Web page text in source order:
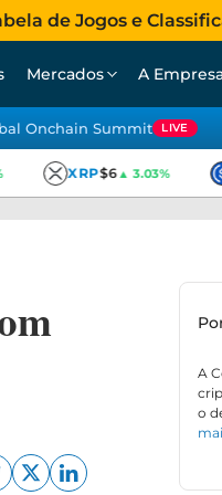
de Jogos e
Mercados A
Onchain Summit LIVE
XRP$6▲ 3.03%
A
o